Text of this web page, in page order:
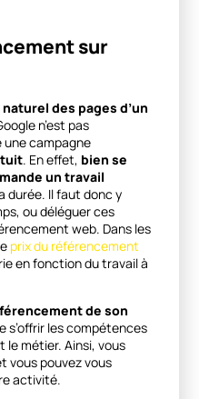
sur
des pages d’un
n’est pas
campagne
. En effet, bien se
un travail
durée. Il faut donc y
ou déléguer ces
web. Dans les
prix du référencement
en fonction du travail à
de son
s’offrir les compétences
le métier. Ainsi, vous
vous pouvez vous
activité.